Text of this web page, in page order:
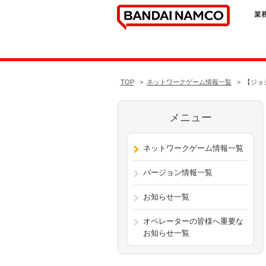
TOP ネットワークゲーム情報一覧 【ジ
メニュー
ネットワークゲーム情報一覧
バージョン情報一覧
お知らせ一覧
オペレーターの皆様へ重要な
お知らせ一覧